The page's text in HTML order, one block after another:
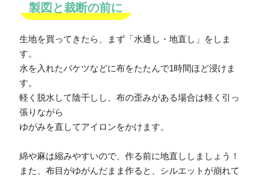
製図と裁断の前に
生地を買ってきたら、まず「水通し・地直し」をしま
す。
水を入れたバケツなどに布をたたんで1時間ほど浸けま
す。
軽く脱水して陰干しし、布の歪みがある場合は軽く引っ
張りながら
ゆがみを直してアイロンをかけます。
綿や麻は縮みやすいので、作る前に地直ししましょう！
また、布目がゆがんだまま作ると、シルエットが崩れて